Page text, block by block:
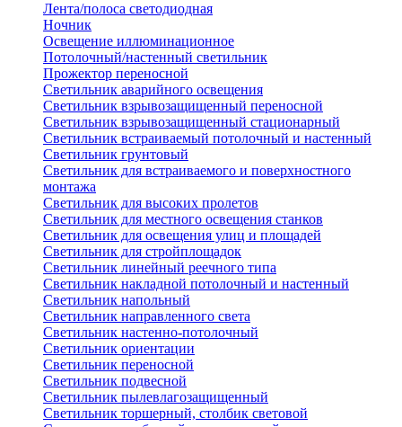
Лента/полоса светодиодная
Ночник
Освещение иллюминационное
Потолочный/настенный светильник
Прожектор переносной
Светильник аварийного освещения
Светильник взрывозащищенный переносной
Светильник взрывозащищенный стационарный
Светильник встраиваемый потолочный и настенный
Светильник грунтовый
Светильник для встраиваемого и поверхностного
монтажа
Светильник для высоких пролетов
Светильник для местного освещения станков
Светильник для освещения улиц и площадей
Светильник для стройплощадок
Светильник линейный реечного типа
Светильник накладной потолочный и настенный
Светильник напольный
Светильник направленного света
Светильник настенно-потолочный
Светильник ориентации
Светильник переносной
Светильник подвесной
Светильник пылевлагозащищенный
Светильник торшерный, столбик световой